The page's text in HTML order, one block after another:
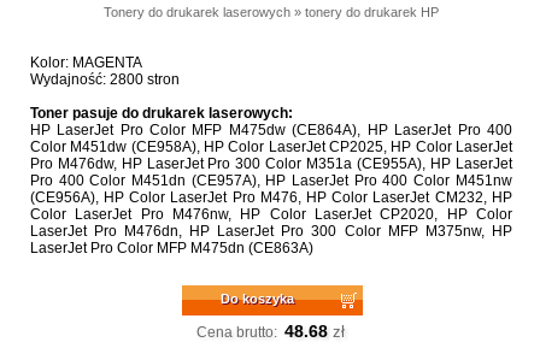
Tonery do drukarek laserowych» tonery do drukarek HP
Kolor: MAGENTA
Wydajność: 2800 stron
Toner pasuje do drukarek laserowych:
HP LaserJet Pro Color MFP M475dw (CE864A), HP LaserJet Pro 400
Color M451dw (CE958A), HP Color LaserJet CP2025, HP Color LaserJet
Pro M476dw, HP LaserJet Pro 300 Color M351a (CE955A), HP LaserJet
Pro 400 Color M451dn (CE957A), HP LaserJet Pro 400 Color M451nw
(CE956A), HP Color LaserJet Pro M476, HP Color LaserJet CM232, HP
Color LaserJet Pro M476nw, HP Color LaserJet CP2020, HP Color
LaserJet Pro M476dn, HP LaserJet Pro 300 Color MFP M375nw, HP
LaserJet Pro Color MFP M475dn (CE863A)
Do koszyka
Cena brutto: 48.68 zł